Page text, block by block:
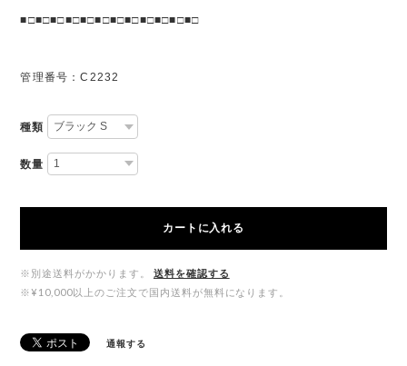
■□■□■□■□■□■□■□■□■□■□■□■□
管理番号：C2232
種類
数量
カートに入れる
※別途送料がかかります。
送料を確認する
※¥10,000以上のご注文で国内送料が無料になります。
通報する